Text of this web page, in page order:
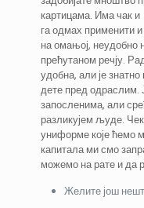
картицама. Има чак
га одмах применити
на омањој, неудобно
прећутаном речју.
удобна, али је
дете пред
запосленима, али
разликујем људе.
униформе које ћемо
капитала ми смо
можемо на рате и да
Желите још